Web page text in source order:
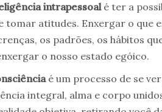
intrapessoalé ter a
tomar atitudes. Enxergar o que
os padrões, os hábitos
o nosso estado egóico.
é um processo de se
integral, alma e corpo